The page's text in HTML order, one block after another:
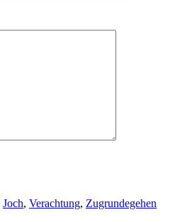
Joch, Verachtung, Zugrundegehen